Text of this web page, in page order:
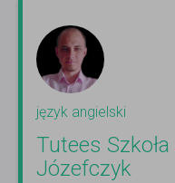
język angielski
Tutees
Józefczyk